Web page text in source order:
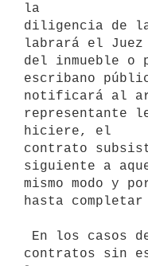
la
diligencia de
labrará el Juez
del inmueble o
escribano
notificará al
representante
hiciere, el
contrato
siguiente a
mismo modo y
hasta
contratos sin